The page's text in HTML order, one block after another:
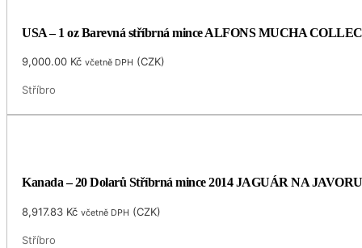
USA – 1 oz Barevná stříbrná mince ALFONS MUCHA
9,000.00 Kč včetně DPH (CZK)
Stříbro
Kanada – 20 Dolarů Stříbrná mince 2014 JAGUÁR NA
8,917.83 Kč včetně DPH (CZK)
Stříbro